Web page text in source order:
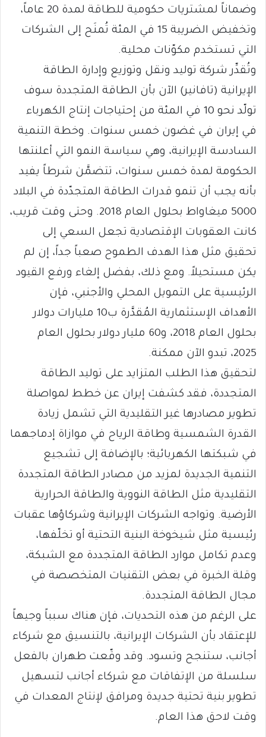
وضماناً لمشتريات حكومية للطاقة لمدة 20 عاماً،
وتخفيض الضريبة 15 في المئة تُمنَح إلى الشركات
التي تستخدم مكوّنات محلية.
وتُقدِّر شركة توليد ونقل وتوزيع وإدارة الطاقة
الإيرانية (تافانير) الآن بأن الطاقة المتجددة سوف
تولّد نحو 10 في المئة من إحتياجات إنتاج الكهرباء
في إيران في غضون خمس سنوات. وخطة التنمية
السادسة الإيرانية، وهي سياسة النمو التي أعلنتها
الحكومة لمدة خمس سنوات، تتضمَّن شرطاً يفيد
بأنه يجب أن تنمو قدرات الطاقة المتجدّدة في البلاد
5000 ميغاواط بحلول العام 2018. وحتى وقت قريب،
كانت العقوبات الإقتصادية تجعل السعي إلى
تحقيق مثل هذا الهدف الطموح صعباً جداً، إن لم
يكن مستحيلاً. ومع ذلك، بفضل إلغاء ورفع القيود
الرئيسية على التمويل المحلي والأجنبي، فإن
الأهداف الإستثمارية المُقدَّرة ب10 مليارات دولار
بحلول العام 2018، و60 مليار دولار بحلول العام
2025، تبدو الآن ممكنة.
لتحقيق هذا الطلب المتزايد على توليد الطاقة
المتجددة، فقد كشفت إيران عن خطط لمواصلة
تطوير مصادرها غير التقليدية التي تشمل زيادة
القدرة الشمسية وطاقة الرياح في موازاة إدماجهما
في شبكتها الكهربائية؛ بالإضافة إلى تشجيع
التنمية الجديدة لمزيد من مصادر الطاقة المتجددة
التقليدية مثل الطاقة النووية والطاقة الحرارية
الأرضية. وتواجه الشركات الإيرانية وشركاؤها عقبات
رئيسية مثل شيخوخة البنية التحتية أو تخلّفها،
وعدم تكامل موارد الطاقة المتجددة مع الشبكة،
وقلة الخبرة في بعض التقنيات المتخصصة في
مجال الطاقة المتجددة.
على الرغم من هذه التحديات، فإن هناك سبباً وجيهاً
للإعتقاد بأن الشركات الإيرانية، بالتنسيق مع شركاء
أجانب، ستنجح وتسود. وقد وقّعت طهران بالفعل
سلسلة من الإتفاقات مع شركاء أجانب لتسهيل
تطوير بنية تحتية جديدة ومرافق لإنتاج المعدات في
وقت لاحق هذا العام.